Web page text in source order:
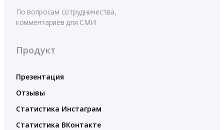
По вопросам сотрудничества,
комментариев для СМИ
Продукт
Презентация
Отзывы
Статистика Инстаграм
Статистика ВКонтакте